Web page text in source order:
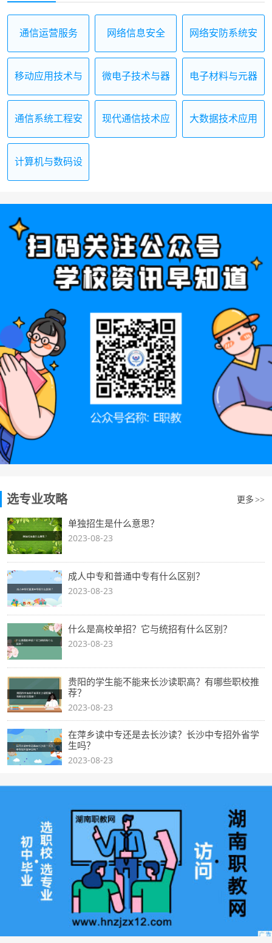
通信运营服务 网络信息安全
网络安防系统安
移动应用技术与
微电子技术与器
电子材料与元器
通信系统工程安
现代通信技术应
大数据技术应用
计算机与数码设
选专业攻略 更多 >>
单独招生是什么意思？
2023-08-23
成人中专和普通中专有什么区别？
2023-08-23
什么是高校单招？它与统招有什么区别？
2023-08-23
贵阳的学生能不能来长沙读职高？有哪些职校推
荐？
2023-08-23
在萍乡读中专还是去长沙读？长沙中专招外省学
生吗？
2023-08-23